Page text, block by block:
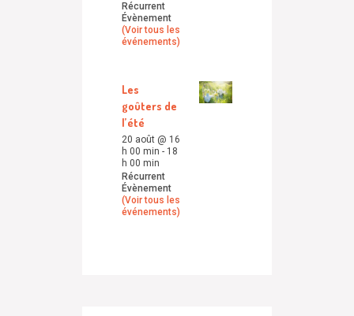
Récurrent
Évènement
(Voir tous les
événements)
Les
goûters de
l’été
20 août @ 16
h 00 min - 18
h 00 min
Récurrent
Évènement
(Voir tous les
événements)